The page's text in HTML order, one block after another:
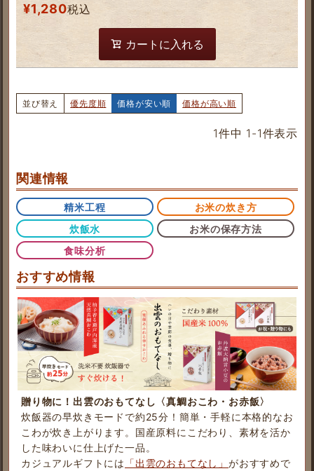
¥1,280税込
カートに入れる
並び替え 優先度順 価格が安い順 価格が高い順
1件中 1 -1件表示
関連情報
精米工程
お米の炊き方
炊飯水
お米の保存方法
食味分析
おすすめ情報
贈り物に！出雲のおもてなし〈真鯛おこわ・お赤飯〉
炊飯器の早炊きモードで約25分！簡単・手軽に本格的なお
こわが炊き上がります。国産原料にこだわり、素材を活か
した味わいに仕上げた一品。
カジュアルギフトには 「出雲のおもてなし」がおすすめで